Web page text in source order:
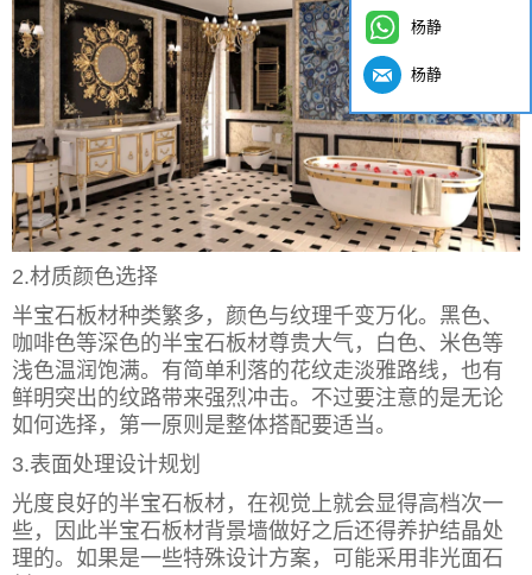
2.材质颜色选择
半宝石板材种类繁多，颜色与纹理千变万化。黑色、
咖啡色等深色的半宝石板材尊贵大气，白色、米色等
浅色温润饱满。有简单利落的花纹走淡雅路线，也有
鲜明突出的纹路带来强烈冲击。不过要注意的是无论
如何选择，第一原则是整体搭配要适当。
3.表面处理设计规划
光度良好的半宝石板材，在视觉上就会显得高档次一
些，因此半宝石板材背景墙做好之后还得养护结晶处
理的。如果是一些特殊设计方案，可能采用非光面石
杨静
杨静